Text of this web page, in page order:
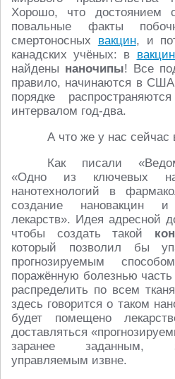
Хорошо, что достоянием
повальные факты
смертоносных вакцин, и
канадских учёных: в
найдены наночипы! Все
правило, начинаются в
порядке
интервалом год-два.
А что же у нас сейчас
Как писали
«Одно из ключевых
нанотехнологий в
создание нановакцин
лекарств». Идея адресной
чтобы создать такой
который позволил бы
прогнозируемым
поражённую болезнью
распределить по всем
здесь говорится о таком
будет помещено
доставляться
заранее заданным,
управляемым извне.